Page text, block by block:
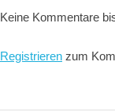
Keine Kommentare
Registrieren zum